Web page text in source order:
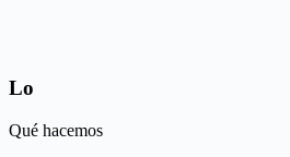
Lo
Qué hacemos